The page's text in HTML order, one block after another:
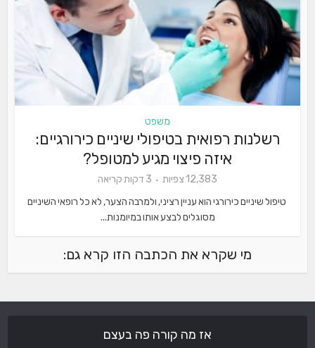
משפט
רשלנות רפואית בטיפולי שיניים כירורגיים:
איזה פיצוי מגיע למטופל?
12,383 צפיות
3 דקות קריאה
טיפול שיניים כירורגי הוא עניין רציני, ולמרבה הצער, לא כל רופאי השיניים
מסוגלים לבצע אותו במיומנות...
מי שקרא את הכתבה הזו קרא גם:
אז מה קורה פה בעצם